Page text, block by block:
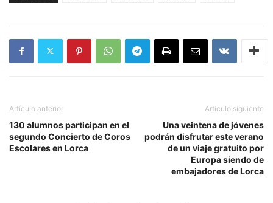
Artículo anterior
130 alumnos participan en el
segundo Concierto de Coros
Escolares en Lorca
Artículo siguiente
Una veintena de jóvenes
podrán disfrutar este verano
de un viaje gratuito por
Europa siendo de
embajadores de Lorca